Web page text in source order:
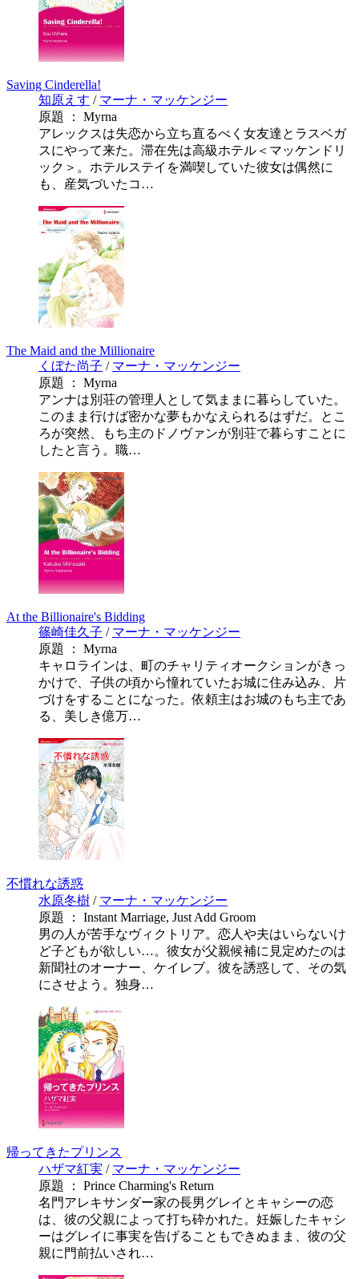
Saving Cinderella!
知原えす / マーナ・マッケンジー
原題 ： Myrna
アレックスは失恋から立ち直るべく女友達とラスベガ
スにやって来た。滞在先は高級ホテル＜マッケンドリ
ック＞。ホテルステイを満喫していた彼女は偶然に
も、産気づいたコ…
The Maid and the Millionaire
くぼた尚子 / マーナ・マッケンジー
原題 ： Myrna
アンナは別荘の管理人として気ままに暮らしていた。
このまま行けば密かな夢もかなえられるはずだ。とこ
ろが突然、もち主のドノヴァンが別荘で暮らすことに
したと言う。職…
At the Billionaire's Bidding
篠崎佳久子 / マーナ・マッケンジー
原題 ： Myrna
キャロラインは、町のチャリティオークションがきっ
かけで、子供の頃から憧れていたお城に住み込み、片
づけをすることになった。依頼主はお城のもち主であ
る、美しき億万…
不慣れな誘惑
水原冬樹 / マーナ・マッケンジー
原題 ： Instant Marriage, Just Add Groom
男の人が苦手なヴィクトリア。恋人や夫はいらないけ
ど子どもが欲しい…。彼女が父親候補に見定めたのは
新聞社のオーナー、ケイレブ。彼を誘惑して、その気
にさせよう。独身…
帰ってきたプリンス
ハザマ紅実 / マーナ・マッケンジー
原題 ： Prince Charming's Return
名門アレキサンダー家の長男グレイとキャシーの恋
は、彼の父親によって打ち砕かれた。妊娠したキャシ
ーはグレイに事実を告げることもできぬまま、彼の父
親に門前払いされ…